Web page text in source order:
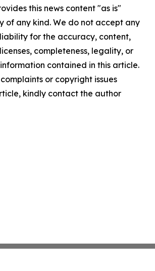
this news content "as is"
of any kind. We do not accept any
for the accuracy, content,
completeness, legality, or
contained in this article.
or copyright issues
kindly contact the author